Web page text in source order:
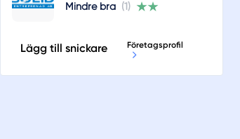
Mindre bra (1)
Lägg till snickare Företagsprofil